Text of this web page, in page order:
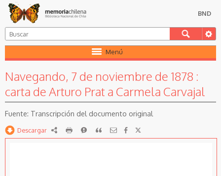
BND
Menú
Navegando, 7 de noviembre de 1878 :
carta de Arturo Prat a Carmela Carvajal
Transcripción del documento original
Descargar RDF imprimirReportarCitar